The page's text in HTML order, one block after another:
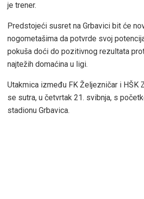
je trener.
Predstojeći susret na Grbavici bit će
nogometašima da potvrde svoj
pokuša doći do pozitivnog rezultata
najtežih domaćina u ligi.
Utakmica između FK Željezničar i HŠK
se sutra, u četvrtak 21. svibnja, s
stadionu Grbavica.